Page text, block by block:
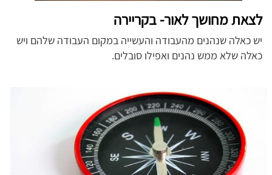
לצאת מחושך לאור- בקריירה
יש כאלה שנהנים מהעבודה והעשייה במקום העבודה שלהם ויש
כאלה שלא ממש נהנים ואפילו סובלים.